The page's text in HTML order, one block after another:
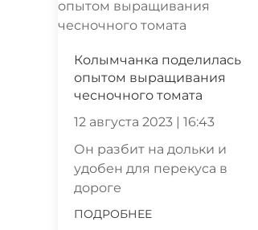
Колымчанка поделилась
опытом выращивания
чесночного томата
12 августа 2023 | 16:43
Он разбит на дольки и
удобен для перекуса в
дороге
ПОДРОБНЕЕ